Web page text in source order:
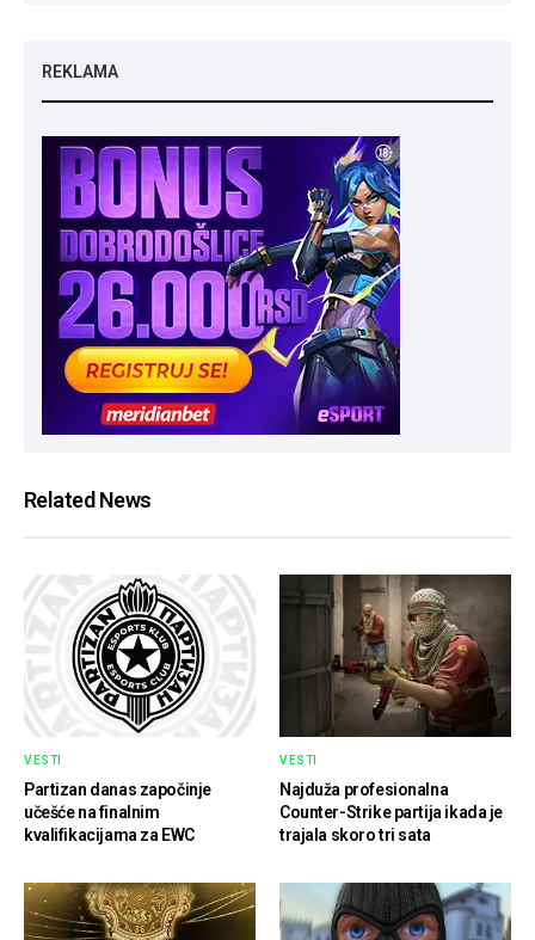
REKLAMA
Related News
VESTI
Partizan danas započinje
učešće na finalnim
kvalifikacijama za EWC
VESTI
Najduža profesionalna
Counter-Strike partija ikada je
trajala skoro tri sata